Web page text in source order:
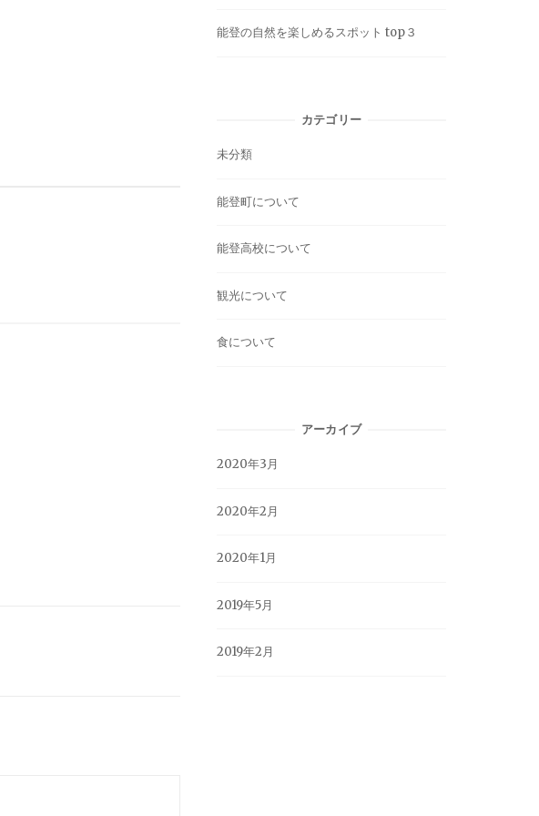
能登の自然を楽しめるスポット top３
カテゴリー
未分類
能登町について
能登高校について
観光について
食について
アーカイブ
2020年3月
2020年2月
2020年1月
2019年5月
2019年2月